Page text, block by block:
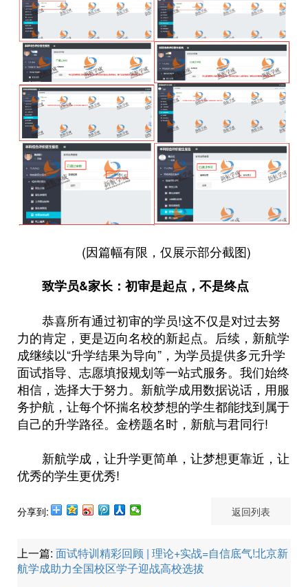
(因篇幅有限，仅展示部分截图)
致学员&家长：初审是起点，不是终点
恭喜所有通过初审的学员!这不仅是对过去努
力的肯定，更是迈向名校的新起点。后续，新航学
成继续以“升学结果为导向”，为学员提供多元升学
面试指导、志愿填报规划等一站式服务。我们始终
相信，选择大于努力。新航学成用数据说话，用服
务护航，让每个怀揣名校梦想的学生都能找到属于
自己的升学路径。金榜题名时，新航与君同行!
新航学成，让升学更简单，让梦想更靠近，让
优秀的学生更优秀!
分享到: 返回列表
上一篇: 面试特训精彩回顾 | 理论+实战=自信底气!北京新
航学成助力全国校区学子迎战高校选拔